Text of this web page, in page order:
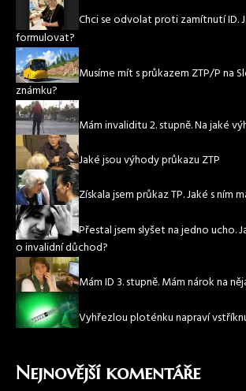
Chci se odvolat proti zamítnutí ID.
formulovat?
Musíme mít s průkazem ZTP/P na
známku?
Mám invaliditu 2. stupně. Na jaké
Jaké jsou výhody průkazu ZTP
Získala jsem průkaz TP. Jaké s ním
Přestal jsem slyšet na jedno ucho.
o invalidní důchod?
Mám ID 3. stupně. Mám nárok na
Vyhřezlou ploténku napraví
Nejnovější komentáře